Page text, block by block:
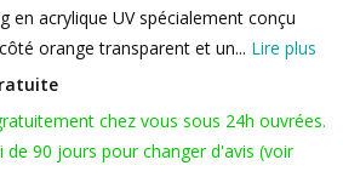
en acrylique UV spécialement conçu
orange transparent et un... Lire plus
chez vous sous 24h ouvrées.
de 90 jours pour changer d'avis (voir